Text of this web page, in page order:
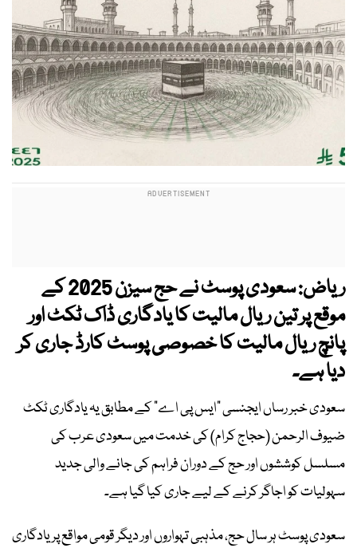
ریاض: سعودی پوسٹ نے حج سیزن 2025 کے
موقع پر تین ریال مالیت کا یادگاری ڈاک ٹکٹ اور
پانچ ریال مالیت کا خصوصی پوسٹ کارڈ جاری کر
دیا ہے۔
سعودی خبر رساں ایجنسی "ایس پی اے" کے مطابق یہ یادگاری ٹکٹ
ضیوف الرحمن (حجاج کرام) کی خدمت میں سعودی عرب کی
مسلسل کوششوں اور حج کے دوران فراہم کی جانے والی جدید
سہولیات کو اجاگر کرنے کے لیے جاری کیا گیا ہے۔
سعودی پوسٹ ہر سال حج، مذہبی تہواروں اور دیگر قومی مواقع پر یادگاری